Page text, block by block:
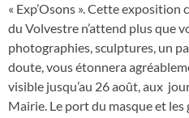
« Exp’Osons ». Cette
du Volvestre n’attend plus que
photographies, sculptures, un
doute, vous étonnera
visible jusqu’au 26 août, aux
Mairie. Le port du masque et